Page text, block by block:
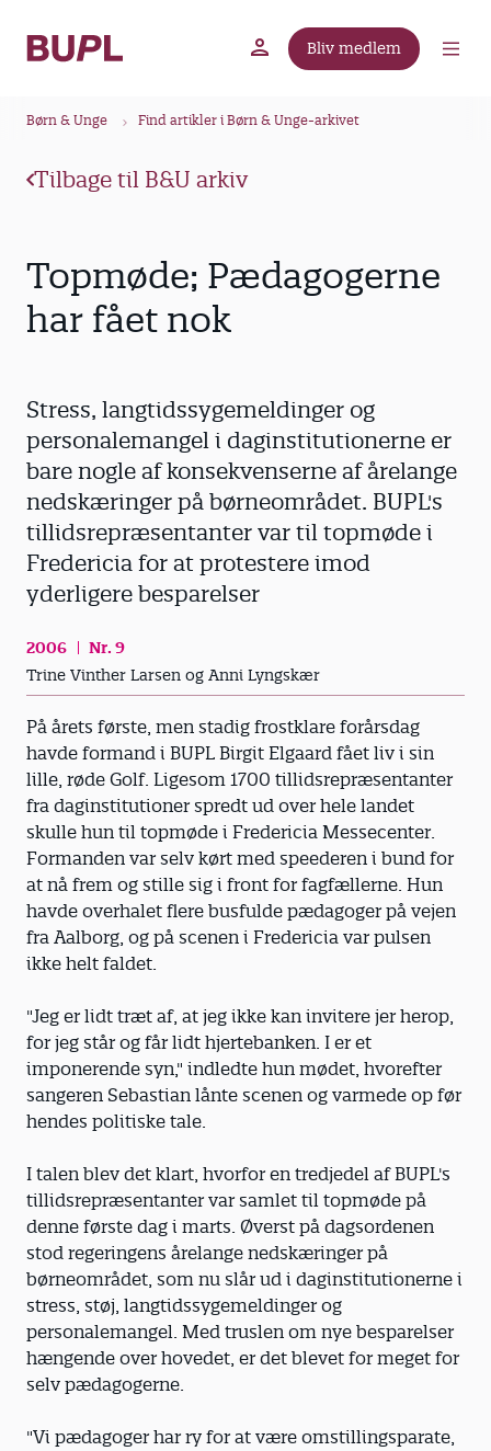
Bliv medlem
Børn & Unge Find artikler i Børn & Unge-arkivet
Tilbage til B&U arkiv
Topmøde; Pædagogerne
har fået nok
Stress, langtidssygemeldinger og
personalemangel i daginstitutionerne er
bare nogle af konsekvenserne af årelange
nedskæringer på børneområdet. BUPL's
tillidsrepræsentanter var til topmøde i
Fredericia for at protestere imod
yderligere besparelser
2006
Nr. 9
Trine Vinther Larsen og Anni Lyngskær
På årets første, men stadig frostklare forårsdag
havde formand i BUPL Birgit Elgaard fået liv i sin
lille, røde Golf. Ligesom 1700 tillidsrepræsentanter
fra daginstitutioner spredt ud over hele landet
skulle hun til topmøde i Fredericia Messecenter.
Formanden var selv kørt med speederen i bund for
at nå frem og stille sig i front for fagfællerne. Hun
havde overhalet flere busfulde pædagoger på vejen
fra Aalborg, og på scenen i Fredericia var pulsen
ikke helt faldet.
"Jeg er lidt træt af, at jeg ikke kan invitere jer herop,
for jeg står og får lidt hjertebanken. I er et
imponerende syn," indledte hun mødet, hvorefter
sangeren Sebastian lånte scenen og varmede op før
hendes politiske tale.
I talen blev det klart, hvorfor en tredjedel af BUPL's
tillidsrepræsentanter var samlet til topmøde på
denne første dag i marts. Øverst på dagsordenen
stod regeringens årelange nedskæringer på
børneområdet, som nu slår ud i daginstitutionerne i
stress, støj, langtidssygemeldinger og
personalemangel. Med truslen om nye besparelser
hængende over hovedet, er det blevet for meget for
selv pædagogerne.
"Vi pædagoger har ry for at være omstillingsparate,